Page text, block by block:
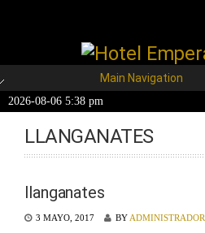
Main Navigation
2026-08-06 5:38 pm
LLANGANATES
llanganates
3 MAYO, 2017 BY ADMINISTRADOR